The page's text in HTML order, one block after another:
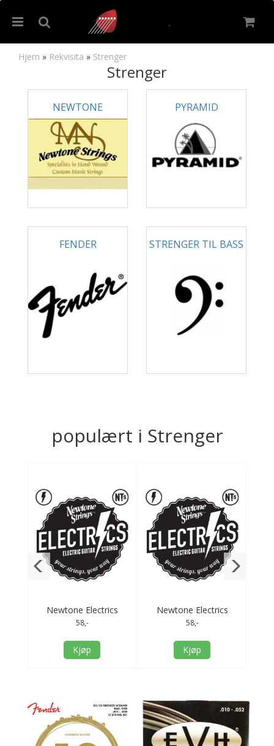
Hjem » Rekvisita » Strenger
Strenger
NEWTONE PYRAMID
FENDER STRENGER TIL BASS
populært i Strenger
Newtone Electrics
Round 010-048
58,-
Kjøp
Newtone Electrics
Round 009-046
58,-
Kjøp
Trykk ENTER for å søke